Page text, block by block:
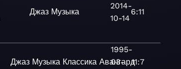
Джаз Музыка
2014-
10-14
6:11
Джаз Музыка Классика Авангард
1995-
03-
11:7